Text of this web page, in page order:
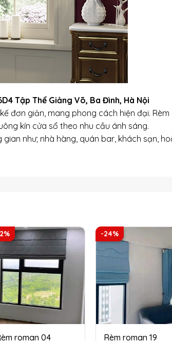
Tập Thể Giảng Võ, Ba Đình, Hà Nội
đơn giản, mang phong cách hiện đại. Rèm
kín cửa sổ theo nhu cầu ánh sáng.
như; nhà hàng, quán bar, khách sạn,
roman 04
-24%
Rèm roman 19